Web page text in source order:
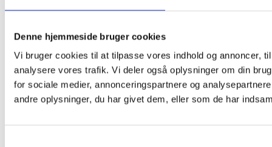
Denne hjemmeside bruger cookies
Vi bruger cookies til at tilpasse vores indhold og annoncer,
analysere vores trafik. Vi deler også oplysninger om din
for sociale medier, annonceringspartnere og
andre oplysninger, du har givet dem, eller som de har